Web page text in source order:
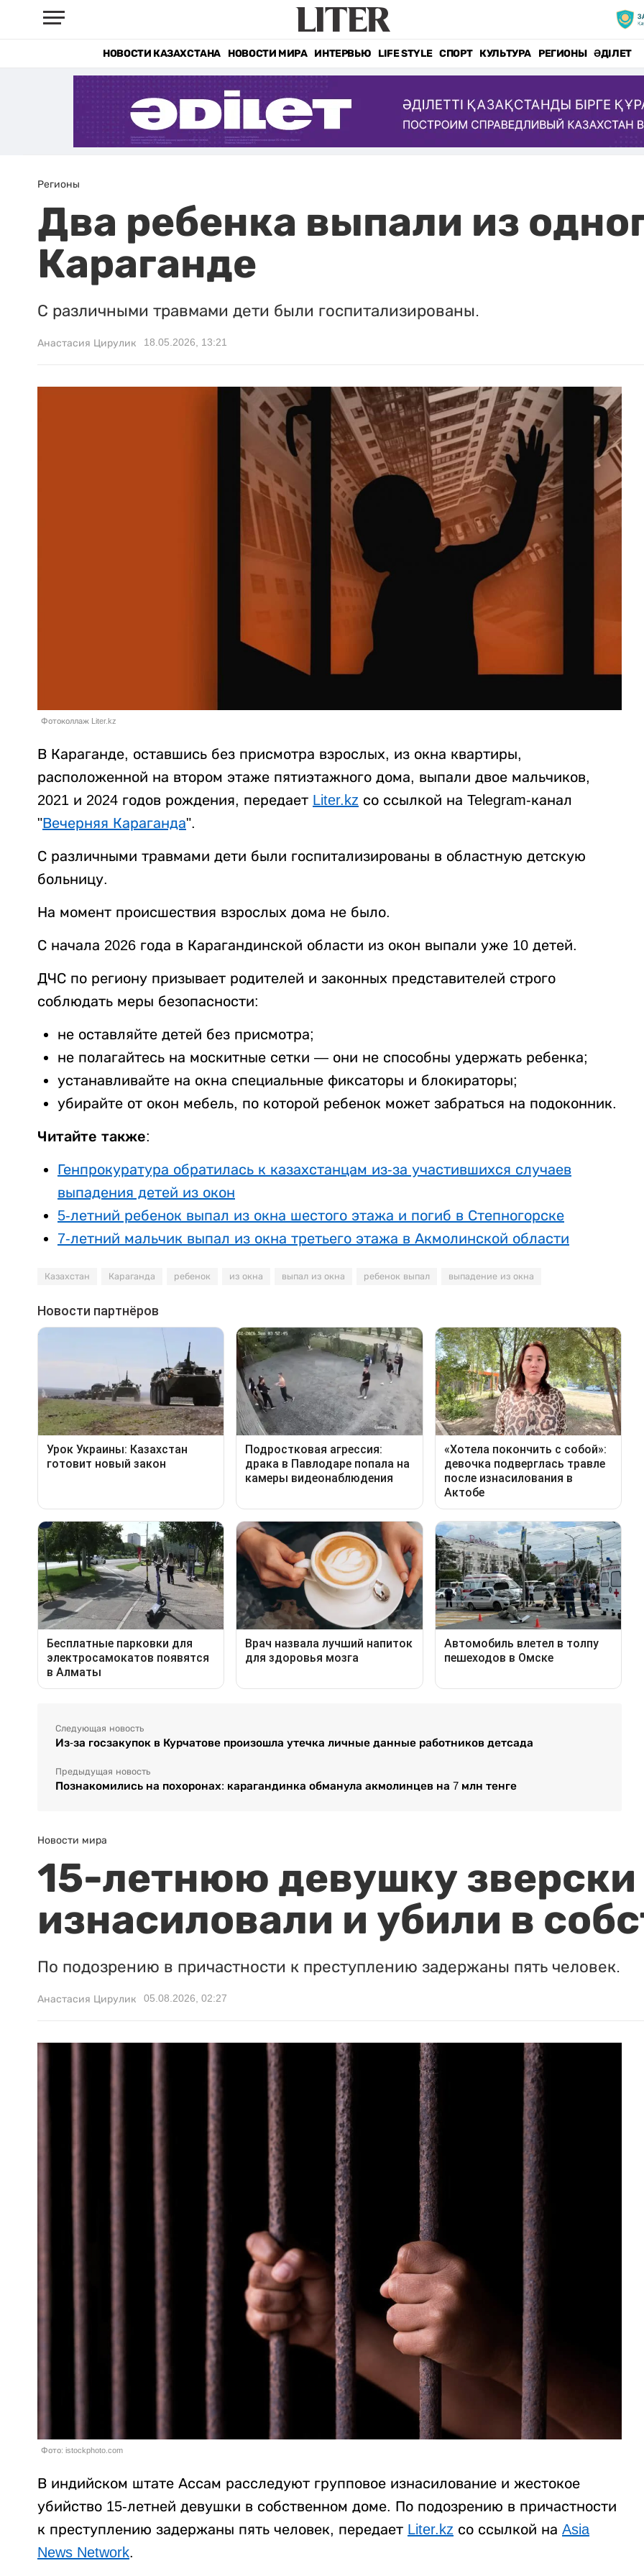
НОВОСТИ КАЗАХСТАНА НОВОСТИ МИРА ИНТЕРВЬЮ LIFE STYLE СПОРТ КУЛЬТУРА РЕГИОНЫ ӘДІЛЕТ
Регионы
Два ребенка выпали из
Караганде
С различными травмами дети были госпитализированы.
Анастасия Цирулик 18.05.2026, 13:21
Фотоколлаж Liter.kz
В Караганде, оставшись без присмотра взрослых, из окна квартиры,
расположенной на втором этаже пятиэтажного дома, выпали двое мальчиков,
2021 и 2024 годов рождения, передает Liter.kz со ссылкой на Telegram-канал
"Вечерняя Караганда".
С различными травмами дети были госпитализированы в областную детскую
больницу.
На момент происшествия взрослых дома не было.
С начала 2026 года в Карагандинской области из окон выпали уже 10 детей.
ДЧС по региону призывает родителей и законных представителей строго
соблюдать меры безопасности:
не оставляйте детей без присмотра;
не полагайтесь на москитные сетки — они не способны удержать ребенка;
устанавливайте на окна специальные фиксаторы и блокираторы;
убирайте от окон мебель, по которой ребенок может забраться на подоконник.
Читайте также:
Генпрокуратура обратилась к казахстанцам из-за участившихся случаев
выпадения детей из окон
5-летний ребенок выпал из окна шестого этажа и погиб в Степногорске
7-летний мальчик выпал из окна третьего этажа в Акмолинской области
Казахстан Караганда ребенок из окна выпал из окна ребенок выпал выпадение из окна
Следующая новость
Из-за госзакупок в Курчатове произошла утечка личные данные работников детсада
Предыдущая новость
Познакомились на похоронах: карагандинка обманула акмолинцев на 7 млн тенге
Новости мира
15-летнюю девушку зверски
изнасиловали и убили в
По подозрению в причастности к преступлению задержаны пять человек.
Анастасия Цирулик 05.08.2026, 02:27
Фото: istockphoto.com
В индийском штате Ассам расследуют групповое изнасилование и жестокое
убийство 15-летней девушки в собственном доме. По подозрению в причастности
к преступлению задержаны пять человек, передает Liter.kz со ссылкой на Asia
News Network.